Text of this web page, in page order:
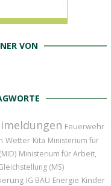
VON
Feuerwehr
Wetter Kita Ministerium für
Ministerium für Arbeit,
(MS)
IG BAU Energie Kinder